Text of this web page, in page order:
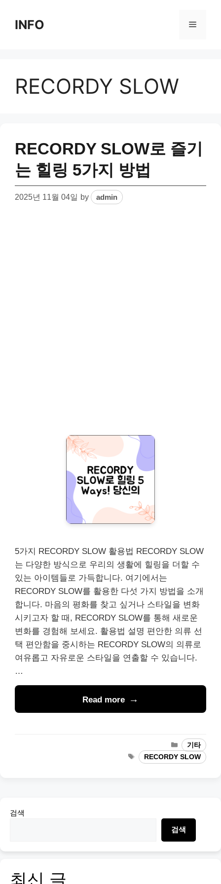
contentINFO Menu
RECORDY SLOW
RECORDY SLOW로 즐기
는 힐링 5가지 방법
2025년 11월 04일 by admin
5가지 RECORDY SLOW 활용법 RECORDY SLOW
는 다양한 방식으로 우리의 생활에 힐링을 더할 수
있는 아이템들로 가득합니다. 여기에서는
RECORDY SLOW를 활용한 다섯 가지 방법을 소개
합니다. 마음의 평화를 찾고 싶거나 스타일을 변화
시키고자 할 때, RECORDY SLOW를 통해 새로운
변화를 경험해 보세요. 활용법 설명 편안한 의류 선
택 편안함을 중시하는 RECORDY SLOW의 의류로
여유롭고 자유로운 스타일을 연출할 수 있습니다.
…
Read more
Categories
기타
TagsRECORDY SLOW
검색
검색
최신 글